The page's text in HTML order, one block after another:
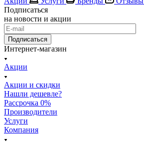
Подписаться
на новости и акции
Подписаться
Интернет-магазин
Акции
Акции и скидки
Нашли дешевле?
Рассрочка 0%
Производители
Услуги
Компания